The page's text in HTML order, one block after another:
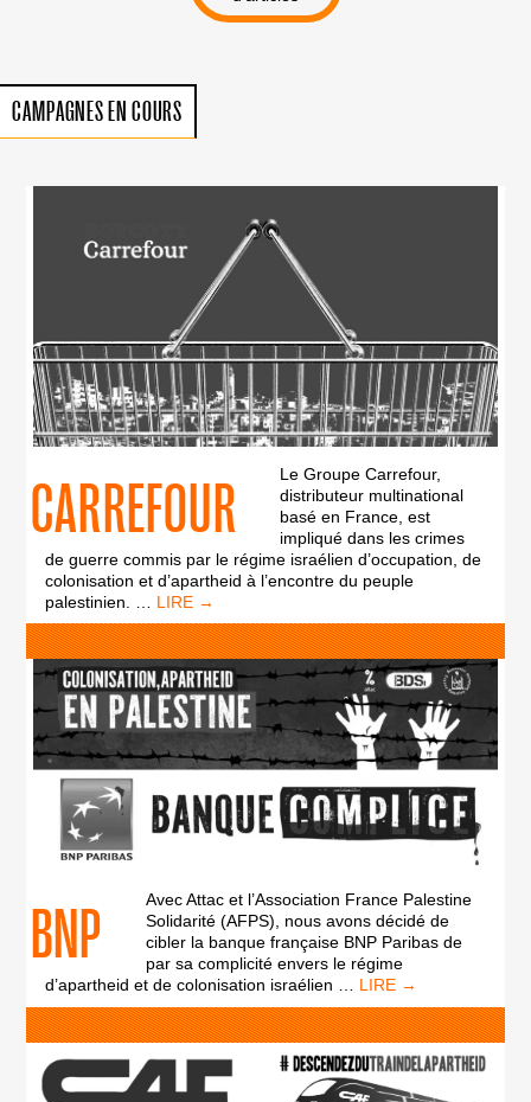
CAMPAGNES EN COURS
CARREFOUR
Le Groupe Carrefour,
distributeur multinational
basé en France, est
impliqué dans les crimes
de guerre commis par le régime israélien d’occupation, de
colonisation et d’apartheid à l’encontre du peuple
palestinien.
CARREFOUR
BNP
Avec Attac et l’Association France Palestine
Solidarité (AFPS), nous avons décidé de
cibler la banque française BNP Paribas de
par sa complicité envers le régime
d’apartheid et de colonisation israélien
BNP